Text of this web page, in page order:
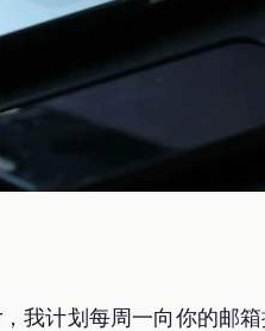
我计划每周一向你的邮